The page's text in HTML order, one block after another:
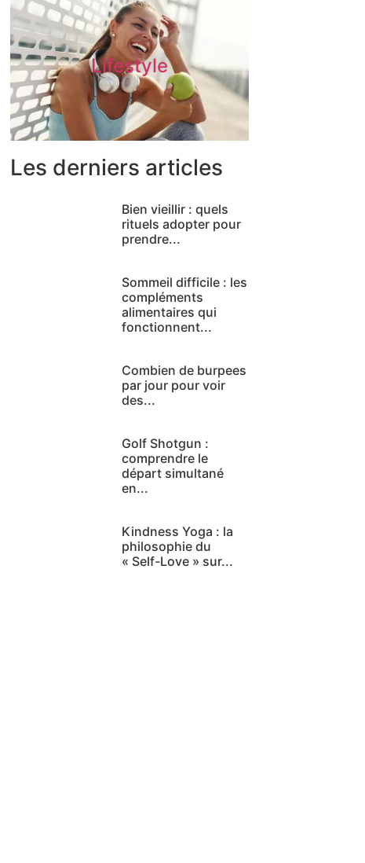
Lifestyle
Les derniers articles
Bien vieillir : quels
rituels adopter pour
prendre...
Sommeil difficile : les
compléments
alimentaires qui
fonctionnent...
Combien de burpees
par jour pour voir
des...
Golf Shotgun :
comprendre le
départ simultané
en...
Kindness Yoga : la
philosophie du
« Self-Love » sur...